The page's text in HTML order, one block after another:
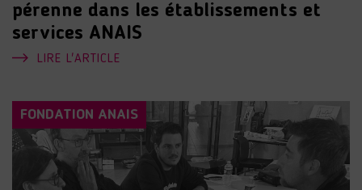
pérenne dans les établissements et
services ANAIS
LIRE L'ARTICLE
FONDATION ANAIS